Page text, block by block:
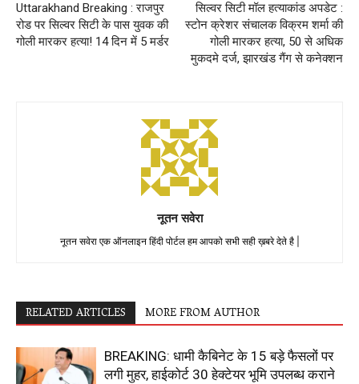
Uttarakhand Breaking : राजपुर
रोड पर सिल्वर सिटी के पास युवक की
गोली मारकर हत्या! 14 दिन में 5 मर्डर
सिल्वर सिटी मॉल हत्याकांड अपडेट :
स्टोन क्रेशर संचालक विक्रम शर्मा की
गोली मारकर हत्या, 50 से अधिक
मुकदमे दर्ज, झारखंड गैंग से कनेक्शन
नूतन सवेरा
नूतन सवेरा एक ऑनलाइन हिंदी पोर्टल हम आपको सभी सही ख़बरे देते है |
RELATED ARTICLES MORE FROM AUTHOR
BREAKING: धामी कैबिनेट के 15 बड़े फैसलों पर
लगी मुहर, हाईकोर्ट 30 हेक्टेयर भूमि उपलब्ध कराने